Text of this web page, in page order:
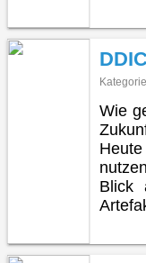
Wie
Blick